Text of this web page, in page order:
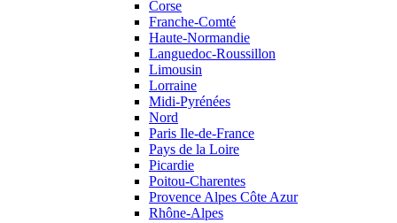
Corse
Franche-Comté
Haute-Normandie
Languedoc-Roussillon
Limousin
Lorraine
Midi-Pyrénées
Nord
Paris Ile-de-France
Pays de la Loire
Picardie
Poitou-Charentes
Provence Alpes Côte Azur
Rhône-Alpes